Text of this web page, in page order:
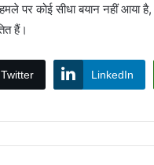
पर कोई सीधा बयान नहीं आया
हैं।
Twitter LinkedIn